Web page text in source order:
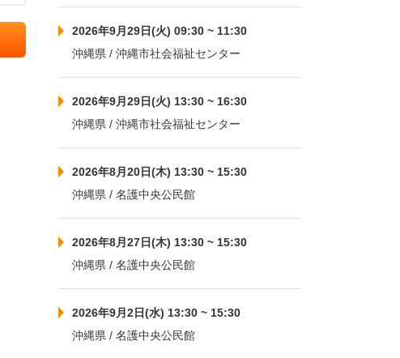
2026年9月29日(火) 09:30 ~ 11:30
沖縄県 / 沖縄市社会福祉センター
2026年9月29日(火) 13:30 ~ 16:30
沖縄県 / 沖縄市社会福祉センター
2026年8月20日(木) 13:30 ~ 15:30
沖縄県 / 名護中央公民館
2026年8月27日(木) 13:30 ~ 15:30
沖縄県 / 名護中央公民館
2026年9月2日(水) 13:30 ~ 15:30
沖縄県 / 名護中央公民館